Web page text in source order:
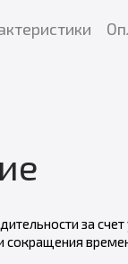
за
сокращения